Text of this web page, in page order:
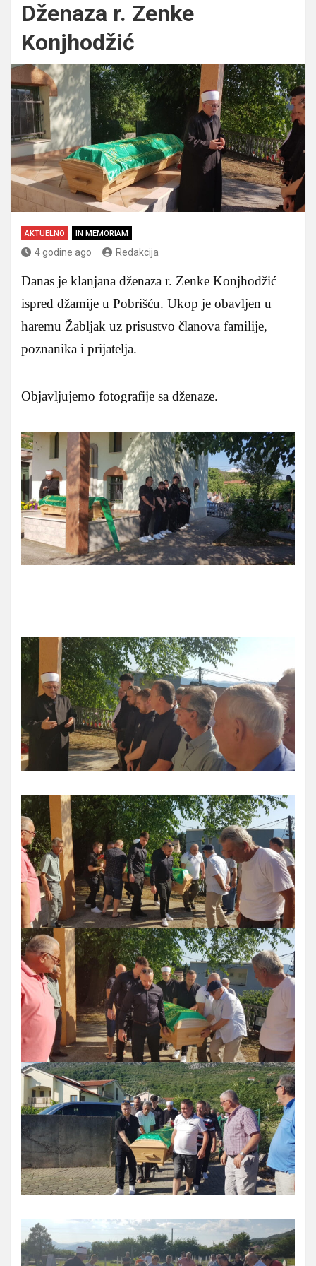
Dženaza r. Zenke
Konjhodžić
AKTUELNO IN MEMORIAM
4 godine ago Redakcija
Danas je klanjana dženaza r. Zenke Konjhodžić
ispred džamije u Pobrišću. Ukop je obavljen u
haremu Žabljak uz prisustvo članova familije,
poznanika i prijatelja.
Objavljujemo fotografije sa dženaze.